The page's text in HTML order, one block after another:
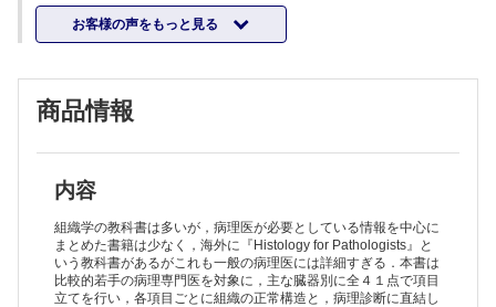
お客様の声をもっと見る
商品情報
内容
組織学の教科書は多いが，病理医が必要としている情報を中心に
まとめた書籍は少なく，海外に『Histology for Pathologists』と
いう教科書があるがこれも一般の病理医には詳細すぎる．本書は
比較的若手の病理専門医を対象に，主な臓器別に全４１点で項目
立てを行い，各項目ごとに組織の正常構造と，病理診断に直結し